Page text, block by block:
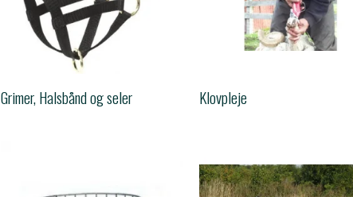
Grimer, Halsbånd og seler Klovpleje